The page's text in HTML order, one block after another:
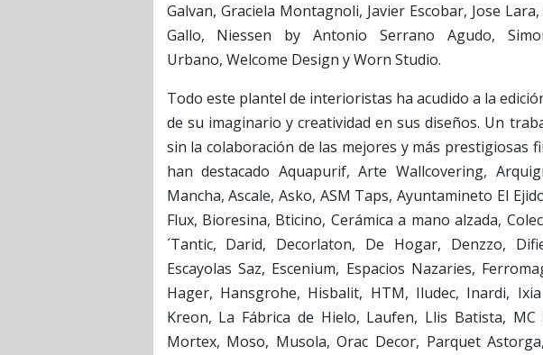
Galvan, Graciela Montagnoli, Javier Escobar, Jose
Gallo, Niessen by Antonio Serrano Agudo,
Urbano, Welcome Design y Worn Studio.
Todo este plantel de interioristas ha acudido a la
de su imaginario y creatividad en sus diseños. Un
sin la colaboración de las mejores y más prestigiosas
han destacado Aquapurif, Arte Wallcovering,
Mancha, Ascale, Asko, ASM Taps, Ayuntamineto El
Flux, Bioresina, Bticino, Cerámica a mano alzada,
´Tantic, Darid, Decorlaton, De Hogar, Denzzo,
Escayolas Saz, Escenium, Espacios Nazaries,
Hager, Hansgrohe, Hisbalit, HTM, Iludec, Inardi,
Kreon, La Fábrica de Hielo, Laufen, Llis Batista,
Mortex, Moso, Musola, Orac Decor, Parquet